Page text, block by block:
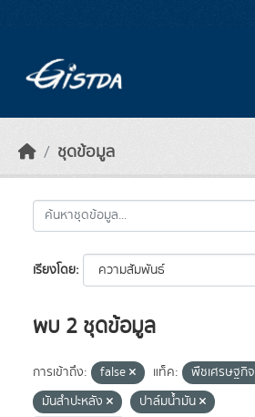
ชุดข้อมูล
เรียงโดย
พบ 2 ชุดข้อมูล
การเข้าถึง: false แท็ค:
พืชเศรษฐกิจ
มันสำปะหลัง
ปาล์มน้ำมัน